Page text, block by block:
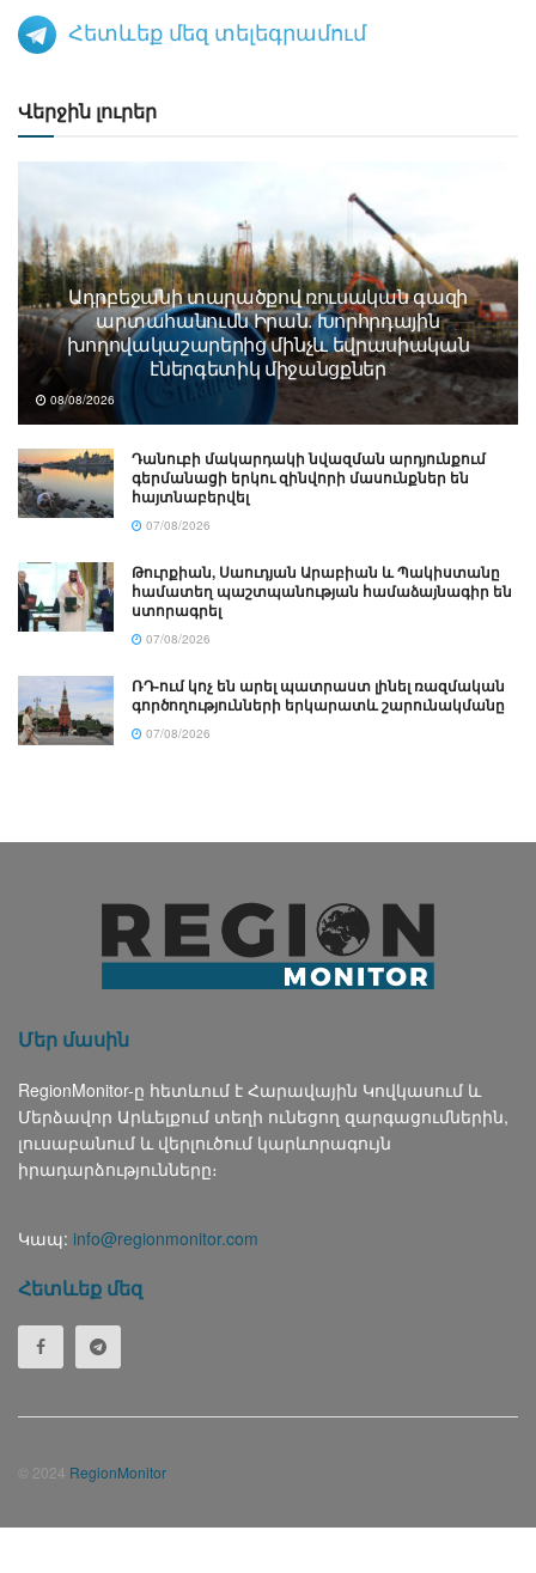
Հետևեք մեզ տելեգրամում
Վերջին լուրեր
Ադրբեջանի տարածքով ռուսական գազի
արտահանումն Իրան. Խորհրդային
խողովակաշարերից մինչև եվրասիական
էներգետիկ միջանցքներ
08/08/2026
Դանուբի մակարդակի նվազման արդյունքում
գերմանացի երկու զինվորի մասունքներ են
հայտնաբերվել
07/08/2026
Թուրքիան, Սաուդյան Արաբիան և Պակիստանը
համատեղ պաշտպանության համաձայնագիր են
ստորագրել
07/08/2026
ՌԴ-ում կոչ են արել պատրաստ լինել ռազմական
գործողությունների երկարատև շարունակմանը
07/08/2026
Մեր մասին
RegionMonitor-ը հետևում է Հարավային Կովկասում և
Մերձավոր Արևելքում տեղի ունեցող զարգացումներին,
լուսաբանում և վերլուծում կարևորագույն
իրադարձությունները։
Կապ: info@regionmonitor.com
Հետևեք մեզ
© 2024 RegionMonitor